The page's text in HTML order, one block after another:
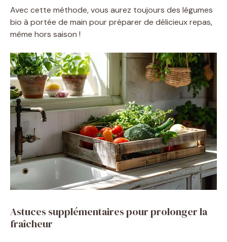
Avec cette méthode, vous aurez toujours des légumes
bio à portée de main pour préparer de délicieux repas,
même hors saison !
Astuces supplémentaires pour prolonger la
fraîcheur